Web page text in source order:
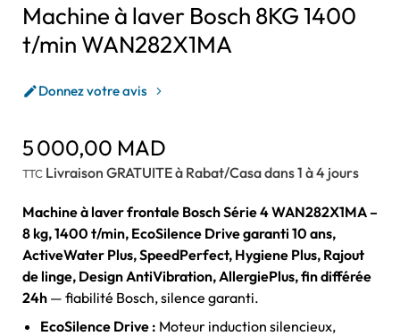
Machine à laver Bosch 8KG 1400
t/min WAN282X1MA
Donnez votre avis
5 000,00 MAD
TTC Livraison GRATUITE à Rabat/Casa dans 1 à 4 jours
Machine à laver frontale Bosch Série 4 WAN282X1MA –
8 kg, 1400 t/min, EcoSilence Drive garanti 10 ans,
ActiveWater Plus, SpeedPerfect, Hygiene Plus, Rajout
de linge, Design AntiVibration, AllergiePlus, fin différée
24h — fiabilité Bosch, silence garanti.
EcoSilence Drive : Moteur induction silencieux,